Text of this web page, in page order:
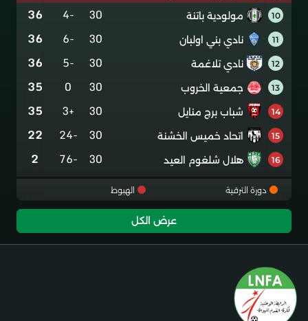
10 مولودية باتنة 30
-4
36
11 نادي بني اولبان 30
-6
36
12 نادي تلاغمة 30
-5
36
13 جمعية الخروب 30
0
35
14 شباب برج منايل 30
+3
35
15 اتحاد خميس الخشنة 30
-24
22
16 هلال شلغوم العيد 30
-76
2
دورة الترقية الهبوط
عرض الكل